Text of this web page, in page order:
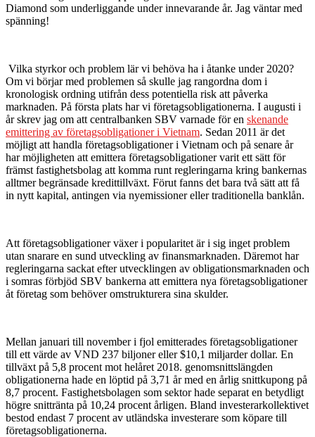
Diamond som underliggande under innevarande år. Jag väntar med
spänning!
Vilka styrkor och problem lär vi behöva ha i åtanke under 2020?
Om vi börjar med problemen så skulle jag rangordna dom i
kronologisk ordning utifrån dess potentiella risk att påverka
marknaden. På första plats har vi företagsobligationerna. I augusti i
år skrev jag om att centralbanken SBV varnade för en skenande
emittering av företagsobligationer i Vietnam. Sedan 2011 är det
möjligt att handla företagsobligationer i Vietnam och på senare år
har möjligheten att emittera företagsobligationer varit ett sätt för
främst fastighetsbolag att komma runt regleringarna kring bankernas
alltmer begränsade kredittillväxt. Förut fanns det bara två sätt att få
in nytt kapital, antingen via nyemissioner eller traditionella banklån.
Att företagsobligationer växer i popularitet är i sig inget problem
utan snarare en sund utveckling av finansmarknaden. Däremot har
regleringarna sackat efter utvecklingen av obligationsmarknaden och
i somras förbjöd SBV bankerna att emittera nya företagsobligationer
åt företag som behöver omstrukturera sina skulder.
Mellan januari till november i fjol emitterades företagsobligationer
till ett värde av VND 237 biljoner eller $10,1 miljarder dollar. En
tillväxt på 5,8 procent mot helåret 2018. genomsnittslängden
obligationerna hade en löptid på 3,71 år med en årlig snittkupong på
8,7 procent. Fastighetsbolagen som sektor hade separat en betydligt
högre snittränta på 10,24 procent årligen. Bland investerarkollektivet
bestod endast 7 procent av utländska investerare som köpare till
företagsobligationerna.